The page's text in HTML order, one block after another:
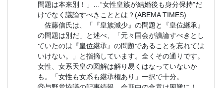
問題は本来別！」…“女性皇族が結婚後も身分保持”だ
けでなく議論すべきこととは？(ABEMA TIMES)
佐藤信氏は、「『皇族減少』の問題と『皇位継承』
の問題は別だ」と述べ、「元々国会が議論すべきとし
ていたのは『皇位継承』の問題であることを忘れては
いけない。」と指摘しています。全くその通りです。
女性、女系天皇の図解は解り易くはなっていないか
も。「女性も女系も継承権あり」一択で十分。